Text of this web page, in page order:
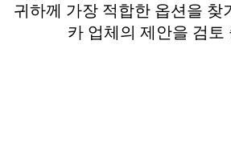
귀하께 가장 적합한 옵션을 찾
카 업체의 제안을 검토